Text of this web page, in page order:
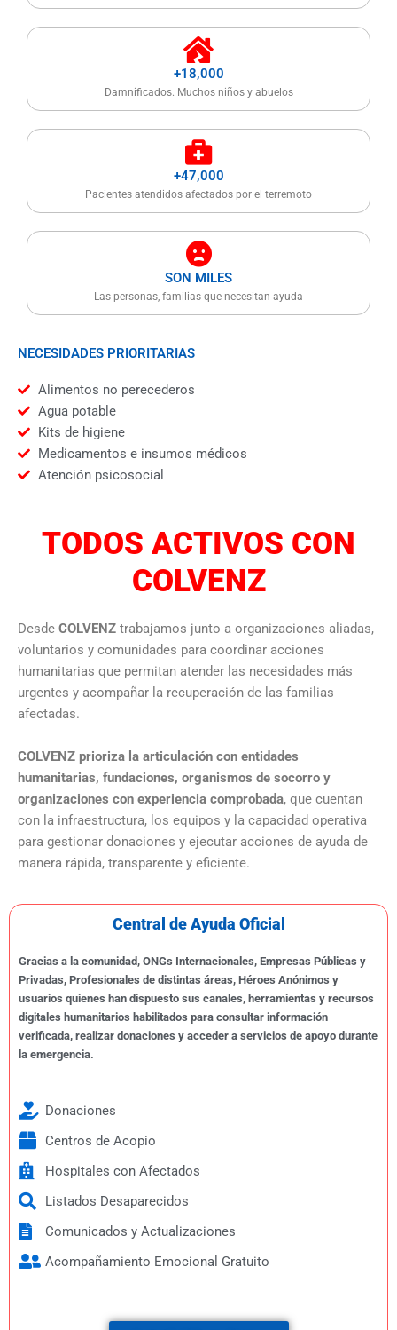
+18,000
Damnificados. Muchos niños y abuelos
+47,000
Pacientes atendidos afectados por el terremoto
SON MILES
Las personas, familias que necesitan ayuda
NECESIDADES PRIORITARIAS
Alimentos no perecederos
Agua potable
Kits de higiene
Medicamentos e insumos médicos
Atención psicosocial
TODOS ACTIVOS CON
COLVENZ
Desde COLVENZ trabajamos junto a organizaciones aliadas,
voluntarios y comunidades para coordinar acciones
humanitarias que permitan atender las necesidades más
urgentes y acompañar la recuperación de las familias
afectadas.
COLVENZ prioriza la articulación con entidades
humanitarias, fundaciones, organismos de socorro y
organizaciones con experiencia comprobada, que cuentan
con la infraestructura, los equipos y la capacidad operativa
para gestionar donaciones y ejecutar acciones de ayuda de
manera rápida, transparente y eficiente.
Central de Ayuda Oficial
Gracias a la comunidad, ONGs Internacionales, Empresas Públicas y
Privadas, Profesionales de distintas áreas, Héroes Anónimos y
usuarios quienes han dispuesto sus canales, herramientas y recursos
digitales humanitarios habilitados para consultar información
verificada, realizar donaciones y acceder a servicios de apoyo durante
la emergencia.
Donaciones
Centros de Acopio
Hospitales con Afectados
Listados Desaparecidos
Comunicados y Actualizaciones
Acompañamiento Emocional Gratuito